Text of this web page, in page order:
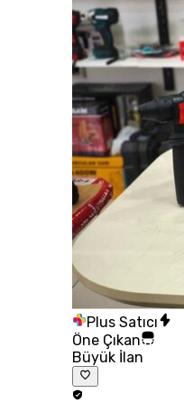
Plus Satıcı
Öne Çıkan
Büyük İlan